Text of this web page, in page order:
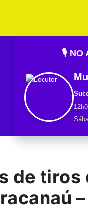
🎙️ NO
de tiros
–